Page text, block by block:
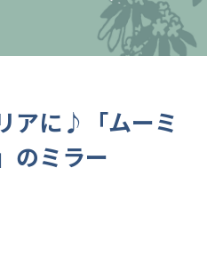
アに♪「ムーミ
のミラー